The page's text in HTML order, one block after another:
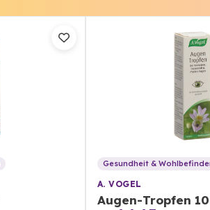
Gesundheit &
A. VOGEL
Augen-Tropfen